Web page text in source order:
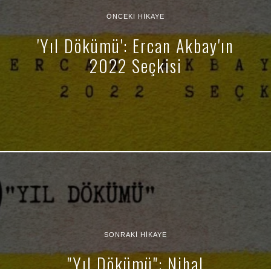
ÖNCEKI HIKAYE
'Yıl Dökümü': Ercan Akbay'ın
2022 Seçkisi
SONRAKI HIKAYE
"Yıl Dökümü": Nihal